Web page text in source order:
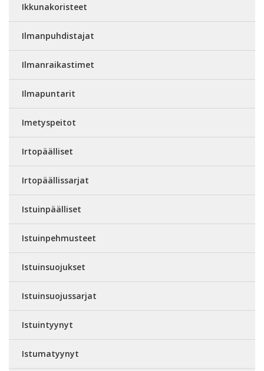
Ikkunakoristeet
Ilmanpuhdistajat
Ilmanraikastimet
Ilmapuntarit
Imetyspeitot
Irtopäälliset
Irtopäällissarjat
Istuinpäälliset
Istuinpehmusteet
Istuinsuojukset
Istuinsuojussarjat
Istuintyynyt
Istumatyynyt